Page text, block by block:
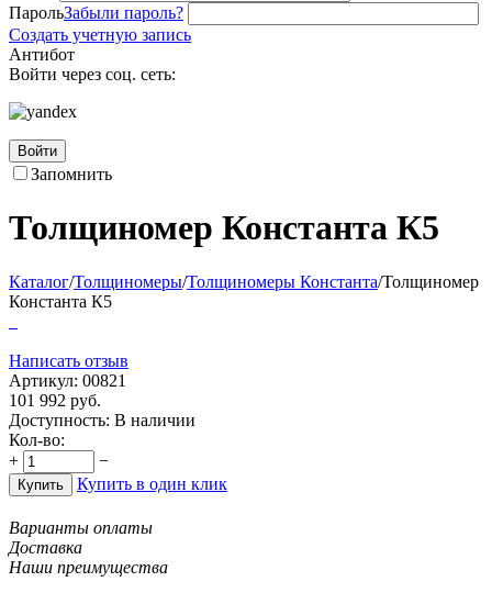
ПарольЗабыли пароль?
Создать учетную запись
Антибот
Войти через соц. сеть:
Войти
Запомнить
Толщиномер Константа К5
Каталог/Толщиномеры/Толщиномеры Константа/Толщиномер
Константа К5
Написать отзыв
Артикул: 00821
101 992 руб.
Доступность: В наличии
Кол-во:
+
−
Купить Купить в один клик
Варианты оплаты
Доставка
Наши преимущества